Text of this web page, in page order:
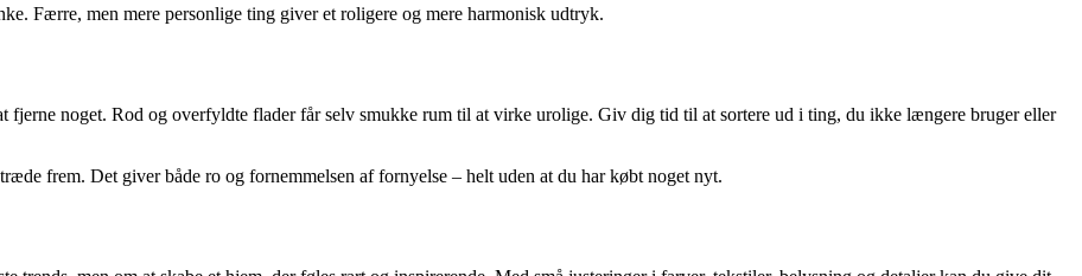
Færre, men mere personlige ting giver et roligere og mere harmonisk udtryk.
fjerne noget. Rod og overfyldte flader får selv smukke rum til at virke urolige. Giv dig tid til at sortere ud i ting, du ikke længere bruger eller
frem. Det giver både ro og fornemmelsen af fornyelse – helt uden at du har købt noget nyt.